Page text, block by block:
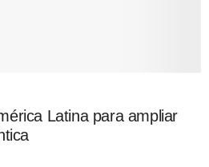
Latina para ampliar